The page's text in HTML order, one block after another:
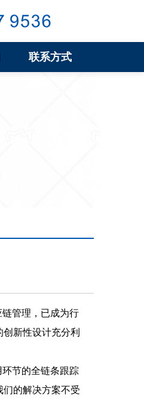
联系方式
管理，已成为行
新性设计充分利
节的全链条跟踪
的解决方案不受